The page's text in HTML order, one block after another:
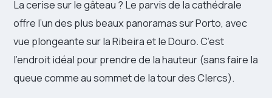
La cerise sur le gâteau ? Le parvis de la cathédrale
offre l’un des plus beaux panoramas sur Porto, avec
vue plongeante sur la Ribeira et le Douro. C’est
l’endroit idéal pour prendre de la hauteur (sans faire la
queue comme au sommet de la tour des Clercs).